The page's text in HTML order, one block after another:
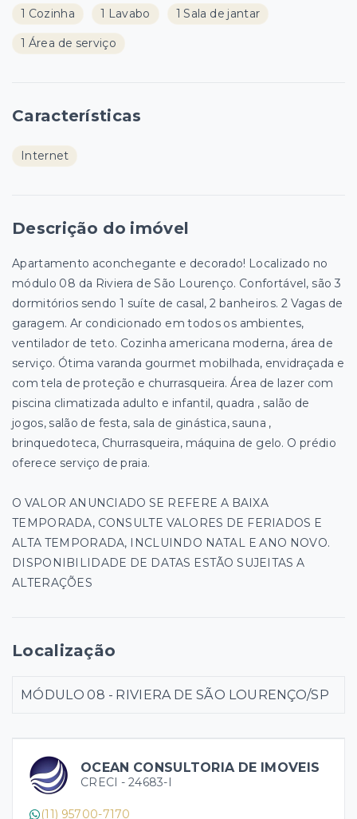
OCEAN CONSULTORIA DE IMOVEIS
CRECI - 24683-I
(11) 95700-7170
1 Cozinha 1 Lavabo 1 Sala de jantar
1 Área de serviço
Características
Internet
Descrição do imóvel
Apartamento aconchegante e decorado! Localizado no
módulo 08 da Riviera de São Lourenço. Confortável, são 3
dormitórios sendo 1 suíte de casal, 2 banheiros. 2 Vagas de
garagem. Ar condicionado em todos os ambientes,
ventilador de teto. Cozinha americana moderna, área de
serviço. Ótima varanda gourmet mobilhada, envidraçada e
com tela de proteção e churrasqueira. Área de lazer com
piscina climatizada adulto e infantil, quadra , salão de
jogos, salão de festa, sala de ginástica, sauna ,
brinquedoteca, Churrasqueira, máquina de gelo. O prédio
oferece serviço de praia.
O VALOR ANUNCIADO SE REFERE A BAIXA
TEMPORADA, CONSULTE VALORES DE FERIADOS E
ALTA TEMPORADA, INCLUINDO NATAL E ANO NOVO.
DISPONIBILIDADE DE DATAS ESTÃO SUJEITAS A
ALTERAÇÕES
Localização
MÓDULO 08 - RIVIERA DE SÃO LOURENÇO/SP